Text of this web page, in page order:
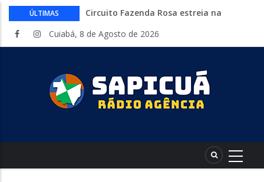
ÚLTIMAS
Circuito Fazenda Rosa estreia na
atividades do agronegócio
sexta-feira
Começa nesta sexta-feira em Cuiabá o
Mato Grosso AgroFestival, com rodeio e
crimes digitais contra menores
CAIXA e iFood facilitam financiamento
Cuiabá, 8 de Agosto de 2026